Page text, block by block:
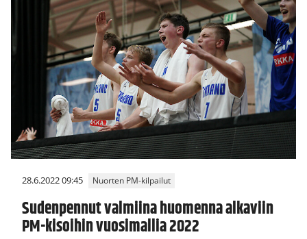
28.6.2022 09:45 Nuorten PM-kilpailut
Sudenpennut valmiina huomenna alkaviin
PM-kisoihin vuosimallia 2022